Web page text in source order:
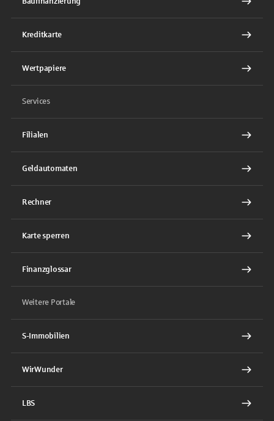
Kreditkarte
Wertpapiere
Services
Filialen
Geldautomaten
Rechner
Karte sperren
Finanzglossar
Weitere Portale
S-Immobilien
WirWunder
LBS